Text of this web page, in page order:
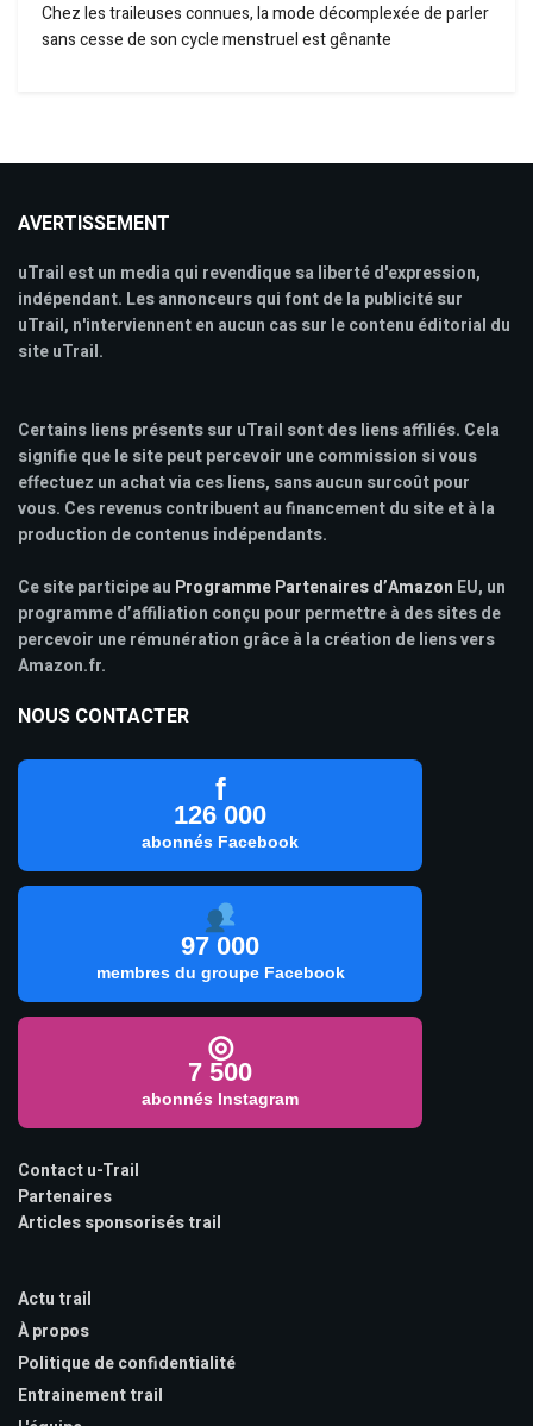
Chez les traileuses connues, la mode décomplexée de parler
sans cesse de son cycle menstruel est gênante
AVERTISSEMENT
uTrail est un media qui revendique sa liberté d'expression,
indépendant. Les annonceurs qui font de la publicité sur
uTrail, n'interviennent en aucun cas sur le contenu éditorial du
site uTrail.
Certains liens présents sur uTrail sont des liens affiliés. Cela
signifie que le site peut percevoir une commission si vous
effectuez un achat via ces liens, sans aucun surcoût pour
vous. Ces revenus contribuent au financement du site et à la
production de contenus indépendants.
Ce site participe au Programme Partenaires d’Amazon EU, un
programme d’affiliation conçu pour permettre à des sites de
percevoir une rémunération grâce à la création de liens vers
Amazon.fr.
NOUS CONTACTER
f
126 000
abonnés Facebook
97 000
membres du groupe Facebook
◎
7 500
abonnés Instagram
Contact u-Trail
Partenaires
Articles sponsorisés trail
Actu trail
À propos
Politique de confidentialité
Entrainement trail